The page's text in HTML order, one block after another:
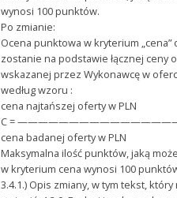
wynosi 100 punktów.
Po zmianie:
Ocena punktowa w kryterium „cena”
zostanie na podstawie łącznej ceny
wskazanej przez Wykonawcę w
według wzoru :
cena najtańszej oferty w PLN
C = ———————————————— x
cena badanej oferty w PLN
Maksymalna ilość punktów, jaką
w kryterium cena wynosi 100
3.4.1.) Opis zmiany, w tym tekst,